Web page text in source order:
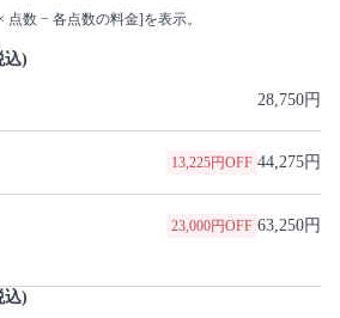
数 − 各点数の料金]を表示。
込)
28,750円
13,225円OFF 44,275円
23,000円OFF 63,250円
込)